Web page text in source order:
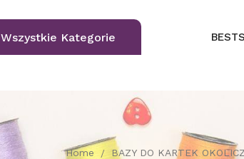
Wszystkie Kategorie
Home BAZY DO KARTEK